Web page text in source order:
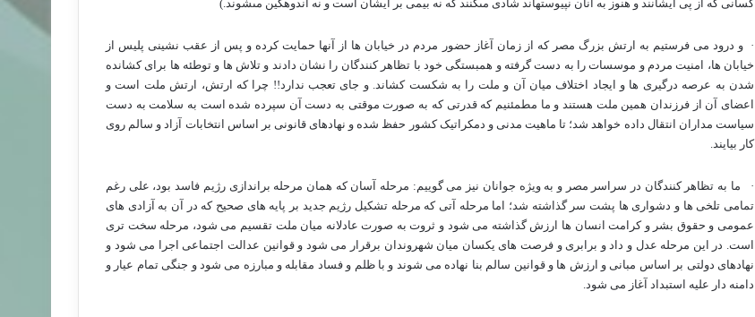
كسانى كه از پى ایشانند و هنوز به آنان نپیوسته‏اند شادى مى‏كنند كه نه بیمى بر ایشان است و نه اندوهگین مى‏شوند.)
·
و درود می فرستیم به ارتش بزرگ مصر که از زمان آغاز حضور مردم در خیابان ها از آنها حمایت کرده و پس از عقب نشینی پلیس از
خیابان ها، امنیت مردم و موسسات را به دست گرفته و همبستگی خود با تظاهر کنندگان را نشان دادند و تلاش ها و توطئه ها برای کشانده
شدن به عرصه درگیری ها و ایجاد اختلاف میان آن و ملت را به شکست کشاند. و جای تعجب ندارد!! چرا که ارتش، ارتش ملت است و
اعضای آن از فرزندان همین ملت هستند و ما مطمئنیم که قدرتی که به صورت موقتی به دست آن سپرده شده است به سلامت به دست
سیاست مداران انتقال داده خواهد شد؛ تا ماهیت مدنی و دمکراتیک کشور حفظ شده و نهادهای قانونی بر اساس انتخابات آزاد و سالم روی
کار بیایند.
·
ما به تظاهر کنندگان در سراسر مصر و به ویژه جوانان نیز می گوییم: مرحله آسان که همان مرحله براندازی رژیم فاسد بود، علی رغم
تمامی تلخی ها و دشواری ها پشت سر گذاشته شد؛ اما مرحله آتی که مرحله تشکیل رژیم جدید بر پایه های صحیح که در آن به آزادی های
عمومی و حقوق بشر و کرامت انسان ها ارزش گذاشته می شود و ثروت به صورت عادلانه میان ملت تقسیم می شود، مرحله سخت تری
است. در این مرحله عدل و داد و برابری و فرصت های یکسان میان شهروندان برقرار می شود و قوانین عدالت اجتماعی اجرا می شود و
نهادهای دولتی بر اساس مبانی و ارزش ها و قوانین سالم بنا نهاده می شوند و با ظلم و فساد مقابله و مبارزه می شود و جنگی تمام عیار و
دامنه دار علیه استبداد آغاز می شود.